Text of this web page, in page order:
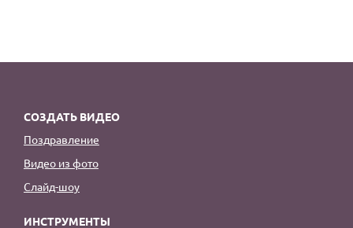
СОЗДАТЬ ВИДЕО
Поздравление
Видео из фото
Слайд-шоу
ИНСТРУМЕНТЫ